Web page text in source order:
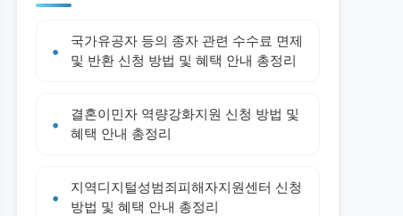
국가유공자 등의 종자 관련 수수료 면제
및 반환 신청 방법 및 혜택 안내 총정리
결혼이민자 역량강화지원 신청 방법 및
혜택 안내 총정리
지역디지털성범죄피해자지원센터 신청
방법 및 혜택 안내 총정리